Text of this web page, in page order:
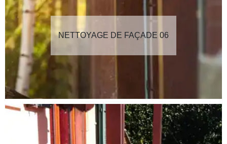
NETTOYAGE DE FAÇADE 06